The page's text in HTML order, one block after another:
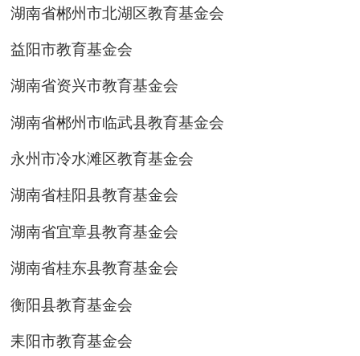
湖南省郴州市北湖区教育基金会
益阳市教育基金会
湖南省资兴市教育基金会
湖南省郴州市临武县教育基金会
永州市冷水滩区教育基金会
湖南省桂阳县教育基金会
湖南省宜章县教育基金会
湖南省桂东县教育基金会
衡阳县教育基金会
耒阳市教育基金会